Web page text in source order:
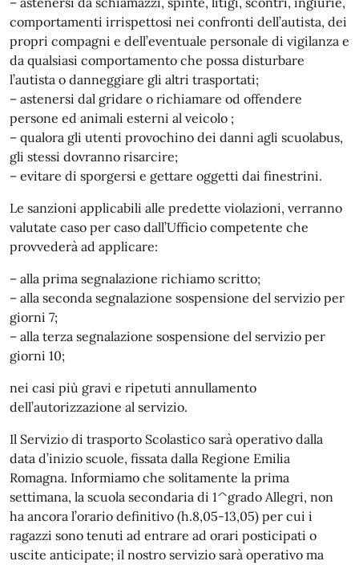
comportamenti irrispettosi nei confronti dell’autista, dei
propri compagni e dell’eventuale personale di vigilanza e
da qualsiasi comportamento che possa disturbare
l’autista o danneggiare gli altri trasportati;
– astenersi dal gridare o richiamare od offendere
persone ed animali esterni al veicolo ;
– qualora gli utenti provochino dei danni agli scuolabus,
gli stessi dovranno risarcire;
– evitare di sporgersi e gettare oggetti dai finestrini.
Le sanzioni applicabili alle predette violazioni, verranno
valutate caso per caso dall’Ufficio competente che
provvederà ad applicare:
– alla prima segnalazione richiamo scritto;
– alla seconda segnalazione sospensione del servizio per
giorni 7;
– alla terza segnalazione sospensione del servizio per
giorni 10;
nei casi più gravi e ripetuti annullamento
dell’autorizzazione al servizio.
Il Servizio di trasporto Scolastico sarà operativo dalla
data d’inizio scuole, fissata dalla Regione Emilia
Romagna. Informiamo che solitamente la prima
settimana, la scuola secondaria di 1^grado Allegri, non
ha ancora l’orario definitivo (h.8,05-13,05) per cui i
ragazzi sono tenuti ad entrare ad orari posticipati o
uscite anticipate; il nostro servizio sarà operativo ma